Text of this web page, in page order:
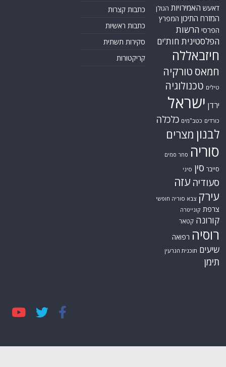
דאעש האמירויות הגולן
המזרח התיכון המפרץ
הפרסי הרשות
הפלסטינית חות'ים
חיזבאללה
חמאס טורקיה
טילים טכנולוגיה
ירדן ישראל
כורדים כטב"מים כלכלה
לבנון מצרים
סוריה סחר סמים
סייבר סין סיני
סעודיה עזה
עירק צבא סוריה חופשי
צרפת קונייטרה
קורונה קטאר
רוסיה רפואה
שיעים תוכנית הגרעין
תימן
כתבות קצרות
כתבות ראשיות
סקירות תשתית
קריקטורות